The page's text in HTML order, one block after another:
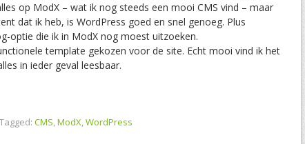
op ModX – wat ik nog steeds een mooi CMS vind – maar
dat ik heb, is WordPress goed en snel genoeg. Plus
optie die ik in ModX nog moest uitzoeken.
template gekozen voor de site. Echt mooi vind ik het
in ieder geval leesbaar.
Tagged: CMS,ModX,WordPress